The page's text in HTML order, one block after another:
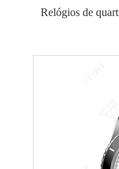
Relógios de